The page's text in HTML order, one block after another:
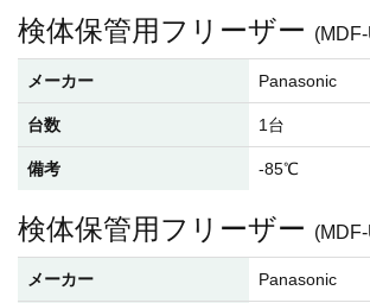
検体保管用フリーザー
メーカー Panasonic
台数 1台
備考 -85℃
検体保管用フリーザー
メーカー Panasonic